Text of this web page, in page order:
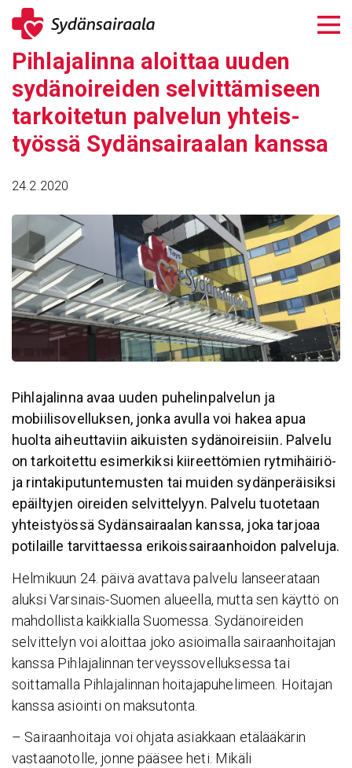
Siirry
sisältöön
Pihla­ja­linna aloittaa uuden
sydä­noi­reiden selvit­tä­mi­seen
tarkoi­tetun palvelun yhteis­
työssä Sydän­sai­raalan kanssa
24.2.2020
Pihlajalinna avaa uuden puhelinpalvelun ja
mobiilisovelluksen, jonka avulla voi hakea apua
huolta aiheuttaviin aikuisten sydänoireisiin. Palvelu
on tarkoitettu esimerkiksi kiireettömien rytmihäiriö-
ja rintakiputuntemusten tai muiden sydänperäisiksi
epäiltyjen oireiden selvittelyyn. Palvelu tuotetaan
yhteistyössä Sydänsairaalan kanssa, joka tarjoaa
potilaille tarvittaessa erikoissairaanhoidon palveluja.
Helmikuun 24. päivä avattava palvelu lanseerataan
aluksi Varsinais-Suomen alueella, mutta sen käyttö on
mahdollista kaikkialla Suomessa. Sydänoireiden
selvittelyn voi aloittaa joko asioimalla sairaanhoitajan
kanssa Pihlajalinnan terveyssovelluksessa tai
soittamalla Pihlajalinnan hoitajapuhelimeen. Hoitajan
kanssa asiointi on maksutonta.
– Sairaanhoitaja voi ohjata asiakkaan etälääkärin
vastaanotolle, jonne pääsee heti. Mikäli